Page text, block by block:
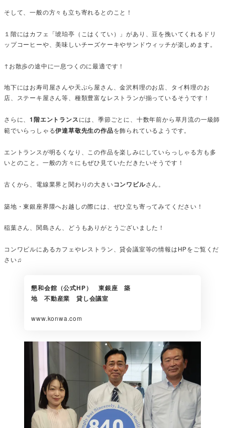
そして、一般の方々も立ち寄れるとのこと！
１階にはカフェ「琥珀亭（こはくてい）」があり、豆を挽いてくれるドリ
ップコーヒーや、美味しいチーズケーキやサンドウィッチが楽しめます。
↑お散歩の途中に一息つくのに最適です！
地下にはお寿司屋さんや天ぷら屋さん、金沢料理のお店、タイ料理のお
店、ステーキ屋さん等、種類豊富なレストランが揃っているそうです！
さらに、1階エントランスには、季節ごとに、十数年前から草月流の一級師
範でいらっしゃる伊達草敬先生の作品を飾られているようです。
エントランスが明るくなり、この作品を楽しみにしていらっしゃる方も多
いとのこと。一般の方々にもぜひ見ていただきたいそうです！
古くから、電線業界と関わりの大きいコンワビルさん。
築地・東銀座界隈へお越しの際には、ぜひ立ち寄ってみてください！
稲葉さん、関島さん、どうもありがとうございました！
コンワビルにあるカフェやレストラン、貸会議室等の情報はHPをご覧くだ
さい♫
懇和会館（公式HP） 東銀座 築
地 不動産業 貸し会議室
www.konwa.com